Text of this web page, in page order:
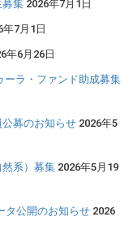
集 2026年7月1日
年7月1日
年6月26日
ーラ・ファンド助成募集
募のお知らせ 2026年5
系）募集 2026年5月19
タ公開のお知らせ 2026